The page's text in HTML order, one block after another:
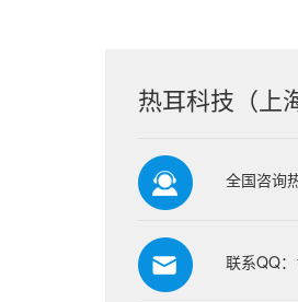
热耳科技（上
全国咨询
联系QQ